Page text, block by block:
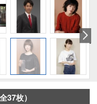
37枚）